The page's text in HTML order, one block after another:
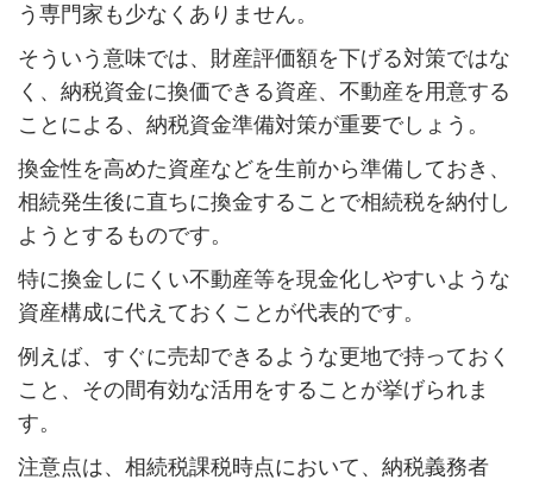
う専門家も少なくありません。
そういう意味では、財産評価額を下げる対策ではな
く、納税資金に換価できる資産、不動産を用意する
ことによる、納税資金準備対策が重要でしょう。
換金性を高めた資産などを生前から準備しておき、
相続発生後に直ちに換金することで相続税を納付し
ようとするものです。
特に換金しにくい不動産等を現金化しやすいような
資産構成に代えておくことが代表的です。
例えば、すぐに売却できるような更地で持っておく
こと、その間有効な活用をすることが挙げられま
す。
注意点は、相続税課税時点において、納税義務者